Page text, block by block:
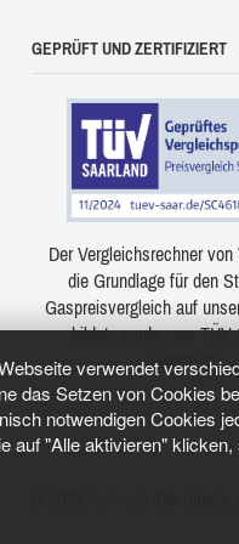
verwendet
das Setzen von Cookies
notwendigen Cookies
auf "Alle aktivieren"
GEPRÜFT UND ZERTIFIZIERT
Der Vergleichsrechner
die Grundlage für den
Gaspreisvergleich auf
bildet, wurde vom TÜV
zertifiziert.